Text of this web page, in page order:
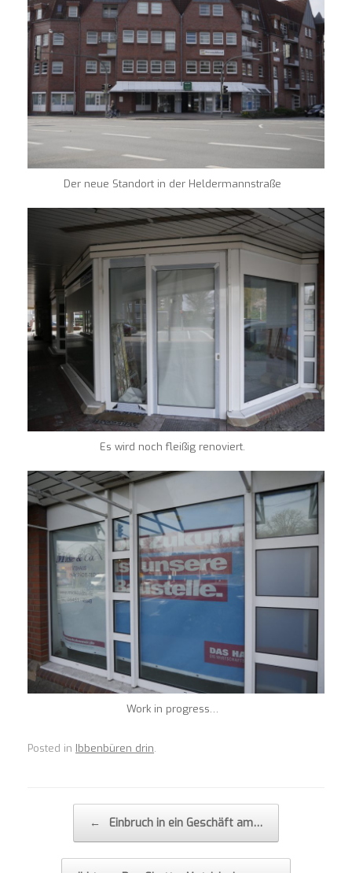
Der neue Standort in der Heldermannstraße
Es wird noch fleißig renoviert.
Work in progress…
Posted in Ibbenbüren drin.
← Einbruch in ein Geschäft am…